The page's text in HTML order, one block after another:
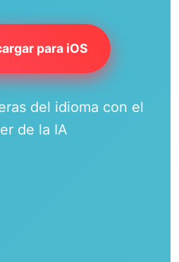
para iOS
del idioma con el
de la IA